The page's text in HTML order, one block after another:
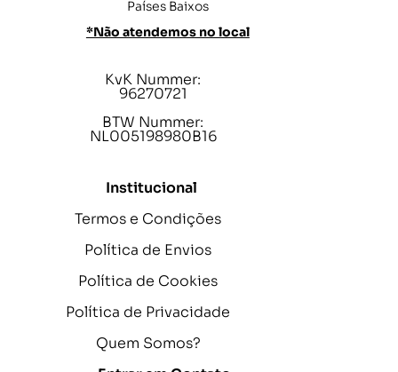
Países Baixos
*Não atendemos no local
KvK Nummer:
96270721
BTW Nummer:
NL005198980B16
Institucional
Termos e Condições
Política de Envios
Política de Cookies
Política de Privacidade
Quem Somos?